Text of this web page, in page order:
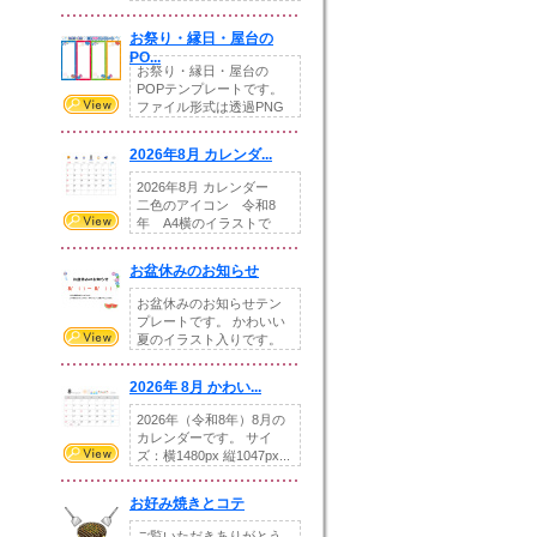
お祭り・縁日・屋台の
PO...
お祭り・縁日・屋台の
POPテンプレートです。
ファイル形式は透過PNG
2026年8月 カレンダ...
2026年8月 カレンダー
二色のアイコン 令和8
年 A4横のイラストで
お盆休みのお知らせ
お盆休みのお知らせテン
プレートです。 かわいい
夏のイラスト入りです。
2026年 8月 かわい...
2026年（令和8年）8月の
カレンダーです。 サイ
ズ：横1480px 縦1047px...
お好み焼きとコテ